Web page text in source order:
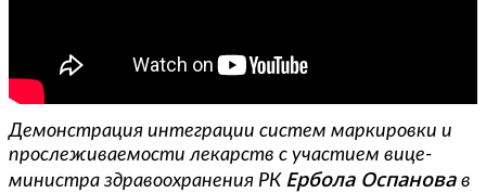
Демонстрация интеграции систем маркировки и
прослеживаемости лекарств с участием вице-
министра здравоохранения РК Ербола Оспанова в